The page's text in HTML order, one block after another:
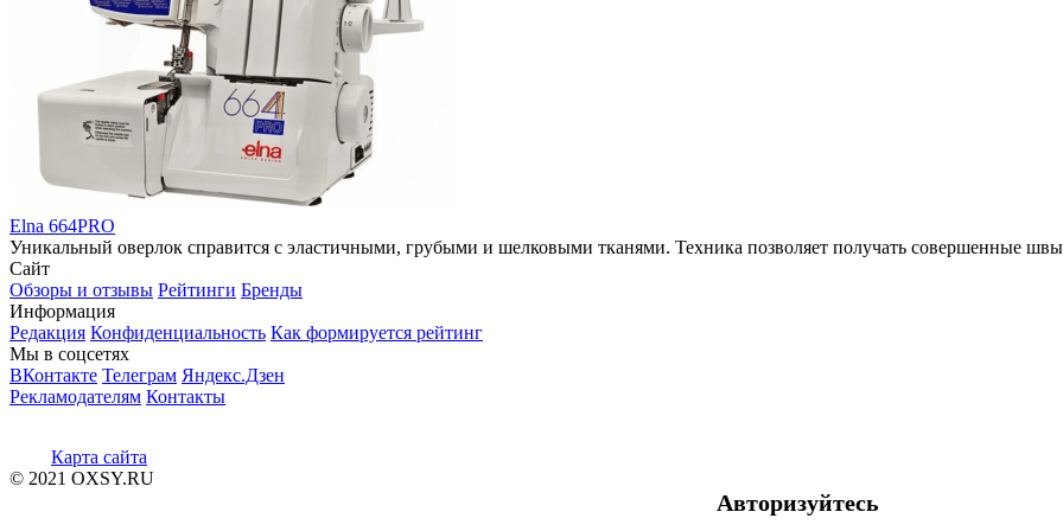
Elna 664PRO
Уникальный оверлок справится с эластичными, грубыми и шелковыми тканями. Техника позволяет получать совершенные
Сайт
Обзоры и отзывы Рейтинги Бренды
Информация
Редакция Конфиденциальность Как формируется рейтинг
Мы в соцсетях
ВКонтакте Телеграм Яндекс.Дзен
Рекламодателям Контакты
Карта сайта
© 2021 OXSY.RU
Авторизуйтесь